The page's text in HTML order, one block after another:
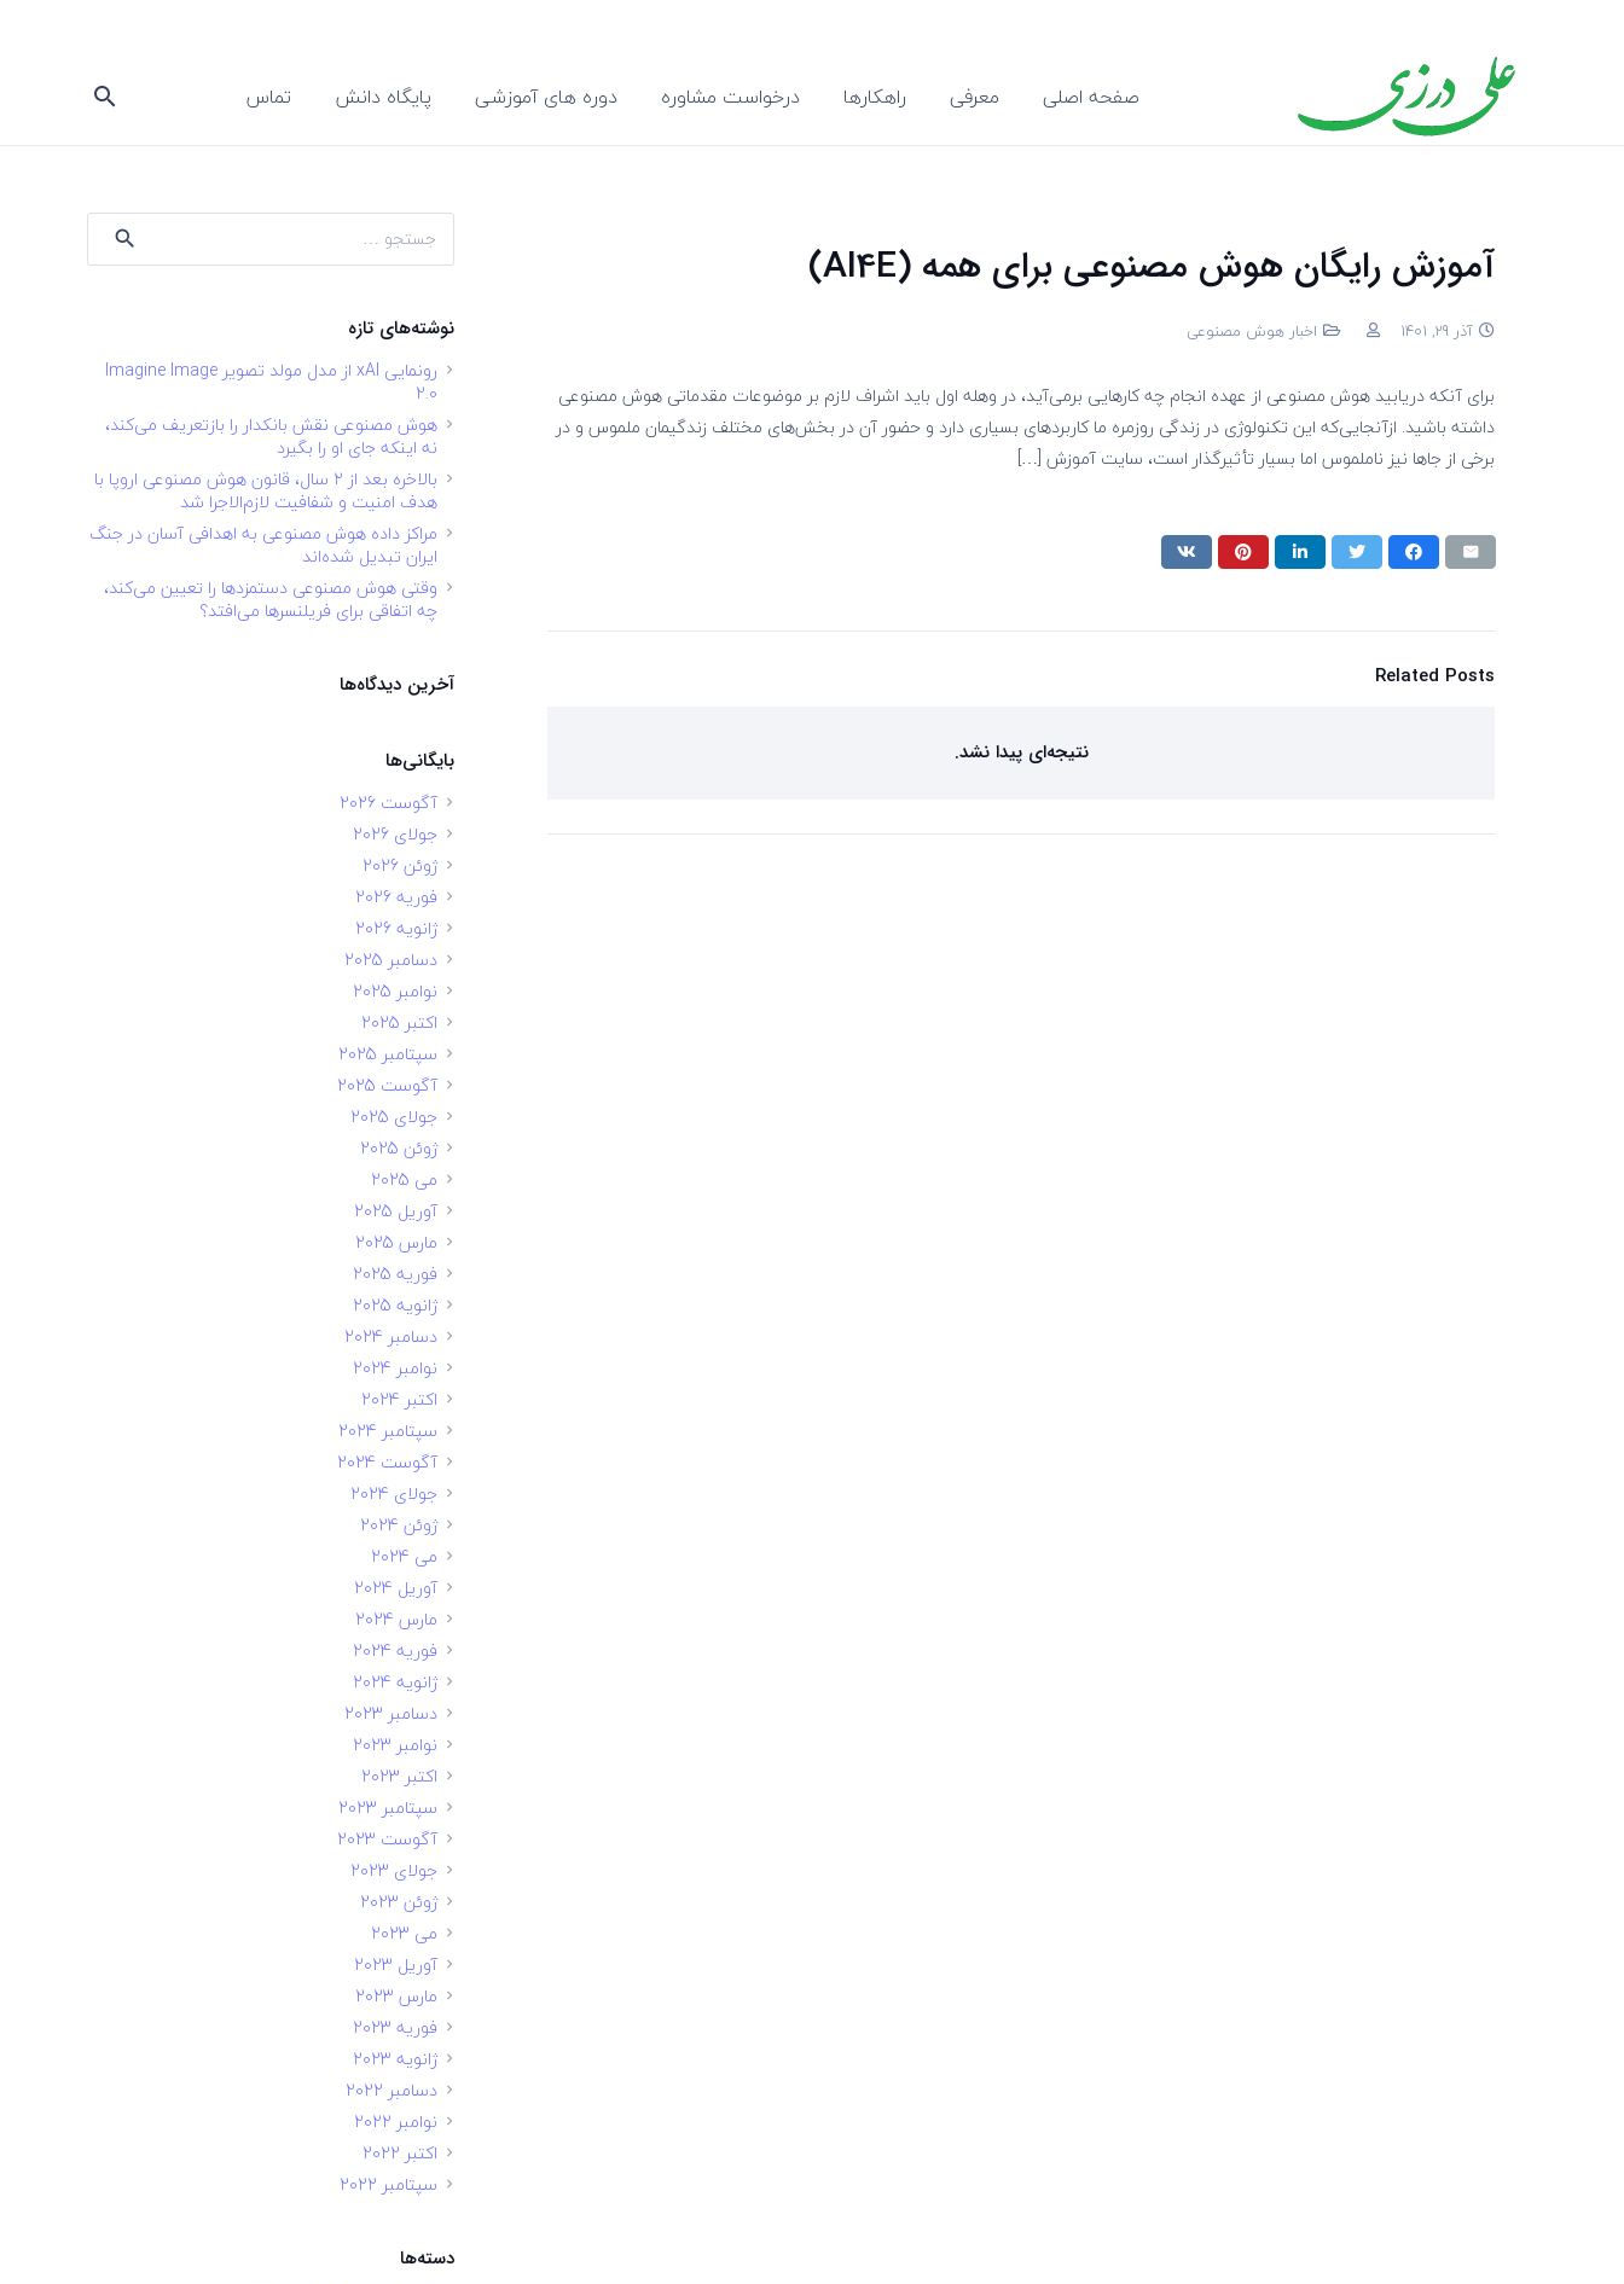
صفحه اصلی معرفی راهکارها درخواست مشاوره دوره های آموزشی پایگاه دانش تماس search
آموزش رایگان هوش مصنوعی برای همه (AI4E)
آذر 29, 1401 اخبار هوش مصنوعی
برای آنکه دریابید هوش مصنوعی از عهده انجام چه کارهایی برمی‌آید، در وهله اول باید اشراف لازم بر موضوعات مقدماتی هوش مصنوعی
داشته باشید. از‌آنجایی‌که این تکنولوژی در زندگی روزمره ما کاربردهای بسیاری دارد و حضور آن در بخش‌های مختلف زندگیمان ملموس و در
برخی از جاها نیز ناملموس اما بسیار تأثیرگذار است، سایت آموزش […]
Related Posts
نتیجه‌ای پیدا نشد.
جستجو
برای:
نوشته‌های تازه
رونمایی xAI از مدل مولد تصویر Imagine Image
2.0
هوش مصنوعی نقش بانکدار را بازتعریف می‌کند،
نه اینکه جای او را بگیرد
بالاخره بعد از ۲ سال، قانون هوش مصنوعی اروپا با
هدف امنیت و شفافیت لازم‌الاجرا شد
مراکز داده هوش مصنوعی به اهدافی آسان در جنگ
ایران تبدیل شده‌اند
وقتی هوش مصنوعی دستمزدها را تعیین می‌کند،
چه اتفاقی برای فریلنسرها می‌افتد؟
آخرین دیدگاه‌ها
بایگانی‌ها
آگوست 2026
جولای 2026
ژوئن 2026
فوریه 2026
ژانویه 2026
دسامبر 2025
نوامبر 2025
اکتبر 2025
سپتامبر 2025
آگوست 2025
جولای 2025
ژوئن 2025
می 2025
آوریل 2025
مارس 2025
فوریه 2025
ژانویه 2025
دسامبر 2024
نوامبر 2024
اکتبر 2024
سپتامبر 2024
آگوست 2024
جولای 2024
ژوئن 2024
می 2024
آوریل 2024
مارس 2024
فوریه 2024
ژانویه 2024
دسامبر 2023
نوامبر 2023
اکتبر 2023
سپتامبر 2023
آگوست 2023
جولای 2023
ژوئن 2023
می 2023
آوریل 2023
مارس 2023
فوریه 2023
ژانویه 2023
دسامبر 2022
نوامبر 2022
اکتبر 2022
سپتامبر 2022
دسته‌ها